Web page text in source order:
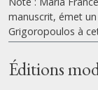
manuscrit, émet
Grigoropoulos à
Éditions